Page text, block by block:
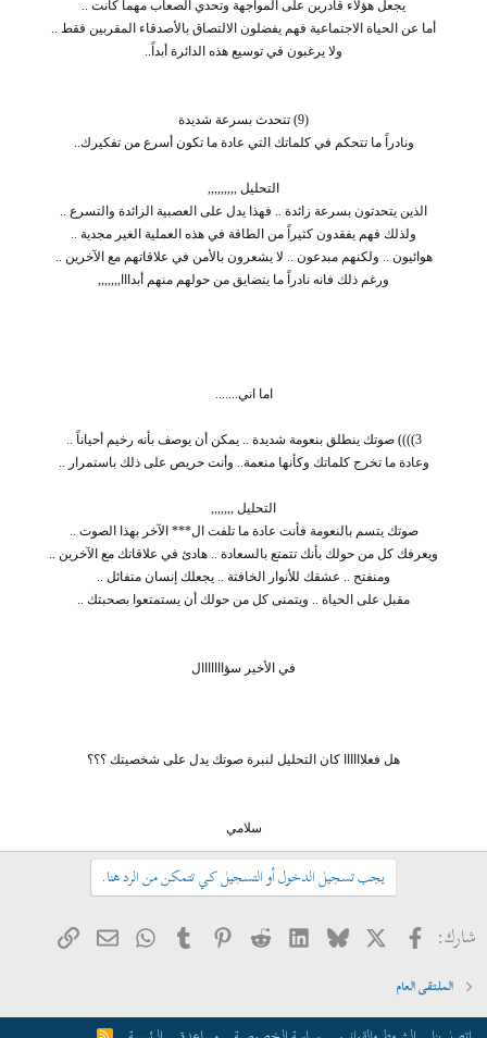
يجعل هؤلاء قادرين على المواجهة وتحدي الصعاب مهما كانت ..
أما عن الحياة الاجتماعية فهم يفضلون الالتصاق بالأصدقاء المقربين فقط ..
ولا يرغبون في توسيع هذه الدائرة أبداً..
(9) تتحدث بسرعة شديدة
ونادراً ما تتحكم في كلماتك التي عادة ما تكون أسرع من تفكيرك..
التحليل ,,,,,,,,,
الذين يتحدثون بسرعة زائدة .. فهذا يدل على العصبية الزائدة والتسرع ..
ولذلك فهم يفقدون كثيراً من الطاقة في هذه العملية الغير مجدية ..
هوائيون .. ولكنهم مبدعون .. لا يشعرون بالأمن في علاقاتهم مع الآخرين ..
ورغم ذلك فانه نادراً ما يتضايق من حولهم منهم أبدااا,,,,,,,
اما اني.......
3)))) صوتك ينطلق بنعومة شديدة .. يمكن أن يوصف بأنه رخيم أحياناً ..
وعادة ما تخرج كلماتك وكأنها منعمة.. وأنت حريص على ذلك باستمرار ..
التحليل ,,,,,,,
صوتك يتسم بالنعومة فأنت عادة ما تلفت ال*** الآخر بهذا الصوت ..
ويعرفك كل من حولك بأنك تتمتع بالسعادة .. هادئ في علاقاتك مع الآخرين ..
ومنفتح .. عشقك للأنوار الخافتة .. يجعلك إنسان متفائل ..
مقبل على الحياة .. ويتمنى كل من حولك أن يستمتعوا بصحبتك ..
في الأخير سؤااااااال
هل فعلاااااا كان التحليل لنبرة صوتك يدل على شخصيتك ؟؟؟
سلامي​
يجب تسجيل الدخول أو التسجيل كي تتمكن من الرد هنا.
شارك: فيسبوك
X
Bluesky
LinkedIn
Reddit
Pinterest
Tumblr
WhatsApp
البريدالرابط
الملتقى العام